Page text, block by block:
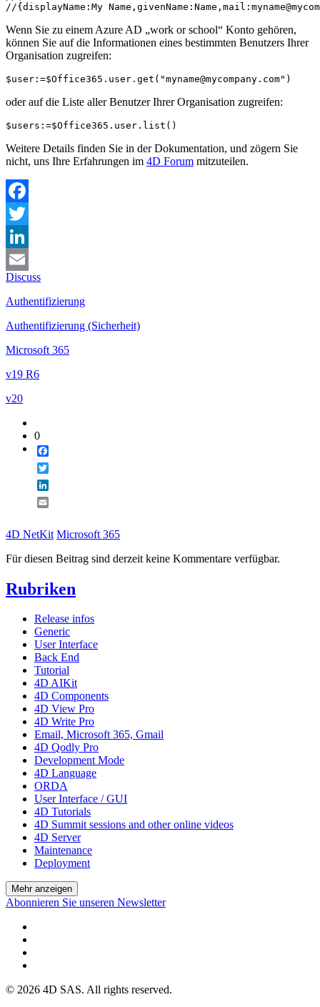
//{displayName:My
Wenn Sie zu einem Azure AD „work or school“ Konto gehören,
können Sie auf die Informationen eines bestimmten Benutzers Ihrer
Organisation zugreifen:
$user:=$Office365.user.get("myname@mycompany.com")
oder auf die Liste aller Benutzer Ihrer Organisation zugreifen:
$users:=$Office365.user.list()
Weitere Details finden Sie in der Dokumentation, und zögern Sie
nicht, uns Ihre Erfahrungen im 4D Forum mitzuteilen.
Facebook
Twitter
LinkedIn
Email
Discuss
Authentifizierung
Authentifizierung (Sicherheit)
Microsoft 365
v19 R6
v20
0
4D NetKit Microsoft 365
Für diesen Beitrag sind derzeit keine Kommentare verfügbar.
Rubriken
Release infos
Generic
User Interface
Back End
Tutorial
4D AIKit
4D Components
4D View Pro
4D Write Pro
Email, Microsoft 365, Gmail
4D Qodly Pro
Development Mode
4D Language
ORDA
User Interface / GUI
4D Tutorials
4D Summit sessions and other online videos
4D Server
Maintenance
Deployment
Mehr anzeigen
Abonnieren Sie unseren Newsletter
© 2026 4D SAS. All rights reserved.